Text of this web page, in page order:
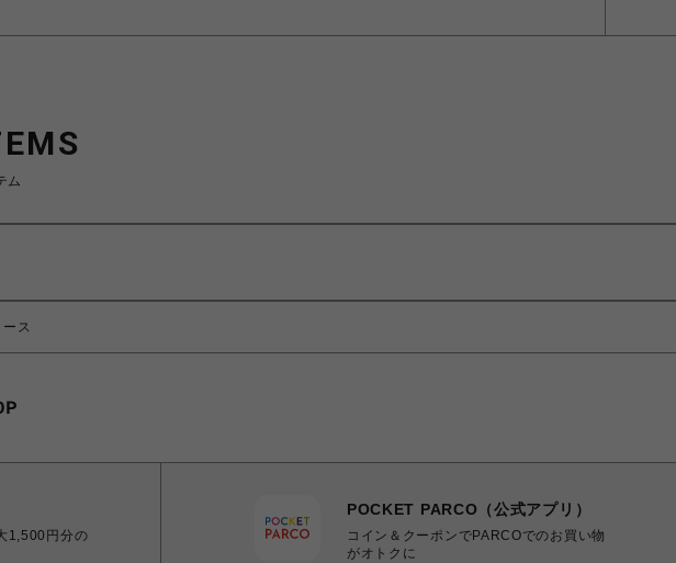
ム
ス
1,500円分の
POCKET PARCO（公式アプリ）
コイン＆クーポンでPARCOでのお買い物
がオトクに